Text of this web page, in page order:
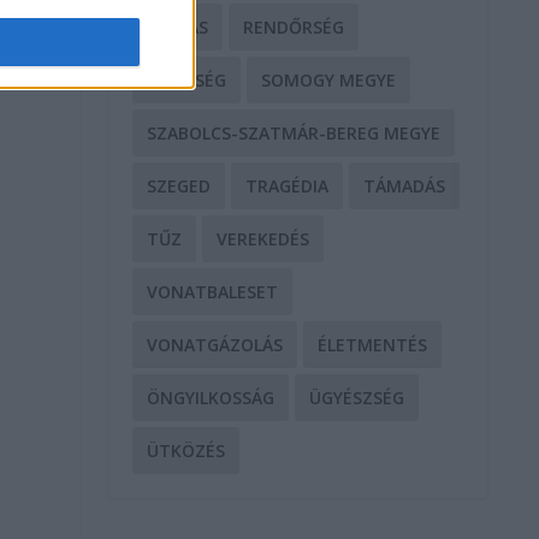
RABLÁS RENDŐRSÉG
SEGÍTSÉG SOMOGY MEGYE
SZABOLCS-SZATMÁR-BEREG MEGYE
SZEGED TRAGÉDIA TÁMADÁS
TŰZ VEREKEDÉS
VONATBALESET
VONATGÁZOLÁS ÉLETMENTÉS
ÖNGYILKOSSÁG ÜGYÉSZSÉG
ÜTKÖZÉS